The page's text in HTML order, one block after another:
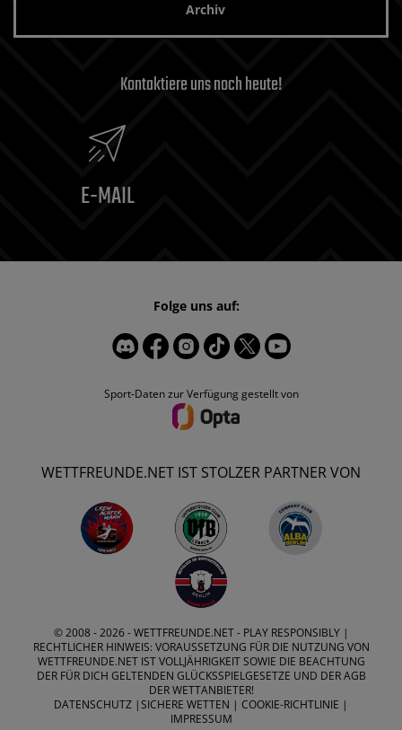
Archiv
Kontaktiere uns noch heute!
E-MAIL
Sport-Daten zur Verfügung gestellt von
Folge uns auf:
WETTFREUNDE.NET IST STOLZER PARTNER VON
© 2008 - 2026 -WETTFREUNDE.NET- PLAY RESPONSIBLY |
RECHTLICHER HINWEIS: VORAUSSETZUNG FÜR DIE NUTZUNG VON
WETTFREUNDE.NET IST VOLLJÄHRIGKEIT SOWIE DIE BEACHTUNG
DER FÜR DICH GELTENDEN GLÜCKSSPIELGESETZE UND DER AGB
DER WETTANBIETER!
DATENSCHUTZ |SICHERE WETTEN | COOKIE-RICHTLINIE |
IMPRESSUM